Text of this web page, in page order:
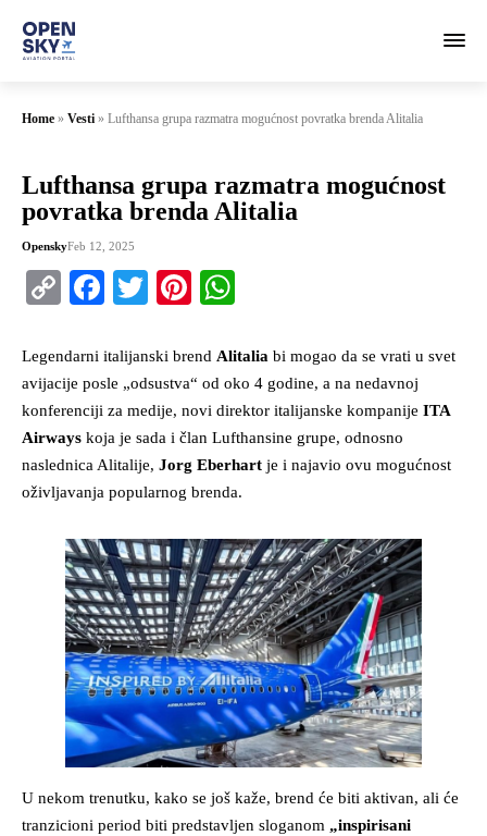
Home » Vesti » Lufthansa grupa razmatra mogućnost povratka brenda Alitalia
Lufthansa grupa razmatra mogućnost
povratka brenda Alitalia
OpenskyFeb 12, 2025
CopyFacebook
TwitterPinterest
Legendarni italijanski brend Alitalia bi mogao da se vrati u svet
avijacije posle „odsustva“ od oko 4 godine, a na nedavnoj
konferenciji za medije, novi direktor italijanske kompanije ITA
Airways koja je sada i član Lufthansine grupe, odnosno
naslednica Alitalije, Jorg Eberhart je i najavio ovu mogućnost
oživljavanja popularnog brenda.
U nekom trenutku, kako se još kaže, brend će biti aktivan, ali će
tranzicioni period biti predstavljen sloganom „inspirisani